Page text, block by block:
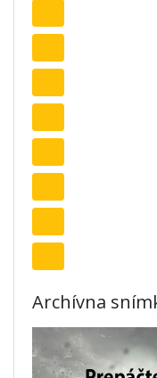
Archívna